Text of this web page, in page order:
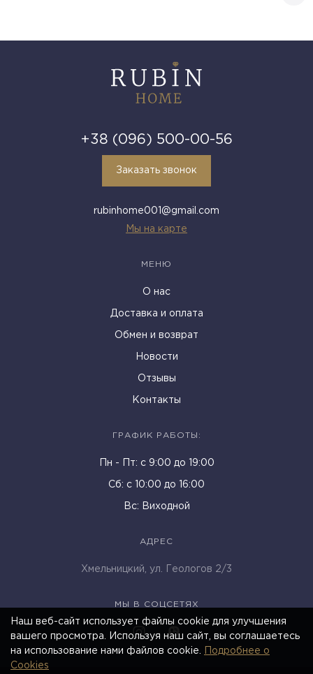
+38 (096) 500-00-56
Заказать звонок
rubinhome001@gmail.com
Мы на карте
МЕНЮ
О нас
Доставка и оплата
Обмен и возврат
Новости
Отзывы
Контакты
ГРАФИК РАБОТЫ:
Пн - Пт: c 9:00 до 19:00
Cб: с 10:00 до 16:00
Вс: Виходной
АДРЕС
Хмельницкий, ул. Геологов 2/3
МЫ В СОЦСЕТЯХ
Наш веб-сайт использует файлы cookie для улучшения
вашего просмотра. Используя наш сайт, вы соглашаетесь
на использование нами файлов cookie.
Подробнее о
Cookies